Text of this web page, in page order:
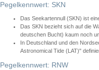
Pegelkennwert: SKN
Das Seekartennull (SKN) ist
Das SKN bezieht sich auf die
deutschen Bucht) kaum noch
In Deutschland und den
Astronomical Tide (LAT)"
Pegelkennwert: RNW